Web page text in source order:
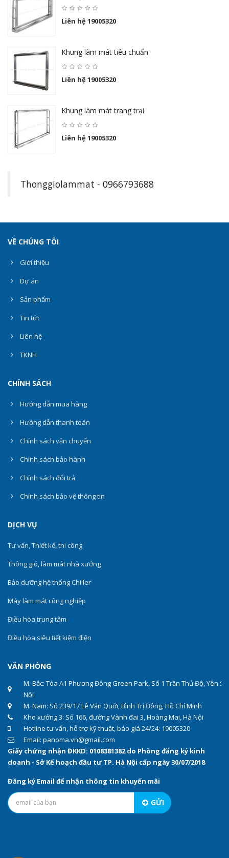
Liên hệ 19005320
Khung làm mát tiêu chuẩn
Liên hệ 19005320
Khung làm mát trang trại
Liên hệ 19005320
Thonggiolammat - 0966793688
VỀ CHÚNG TÔI
Giới thiệu
Dự án
Sản phẩm
Tin tức
Liên hệ
TKNH
CHÍNH SÁCH
Hướng dẫn mua hàng
Hướng dẫn thanh toán
Chính sách vận chuyển
Chính sách bảo hành
Chính sách đổi trả
Chính sách bảo vệ thông tin
DỊCH VỤ
Tư vấn, Thiết kế, thi công
Thông gió, làm mát nhà xưởng
Bảo dưỡng hệ thống Chiller
Máy làm mát công nghiệp
Điều hòa trung tâm
Điều hòa siêu tiết kiệm điện
VĂN PHÒNG
M. Bắc: Tòa A1 Phương Đông Green Park, Số 1 Trần Thủ Độ, Yên
Nội
M. Nam: Số 239/17 Lê Văn Quới, Bình Trị Đông, Hồ Chí Minh
Kho xưởng 3: Số 166, đường Vành đai 3, Hoàng Mai, Hà Nội
Hotline tư vấn, hỗ trợ kỹ thuật, báo giá 24/24: 19005320
Email: panoma.vn@gmail.com
Giấy chứng nhận ĐKKD: 0108381382 do Phòng đăng ký kinh
doanh - Sở Kế hoạch đầu tư TP. Hà Nội cấp ngày 30/07/2018
Đăng ký Email để nhận thông tin khuyến mãi
GỬI